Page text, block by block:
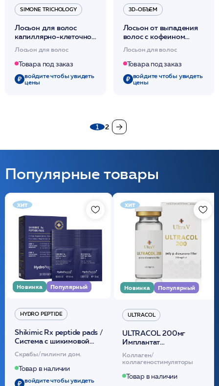
SIMONE TRICHOLOGY
Лосьон для волос
капиллярно-клеточное
восстановление 100мл
/Simone Trichology
Лосьон для волос
Товара под заказ
войдите чтобы увидеть
цены
3D-ОБЪЕМ
Лосьон от выпадения
волос с кофеином
100мл /3D-объем
Лосьон для волос
Товара под заказ
войдите чтобы увидеть
цены
1 2
Популярные товары
хит
Новинка Популярный
HYDRO PEPTIDE
Shikimic Rx peptide pads /
Cистема с шикимовой
кислотой обновляющая
(30шт) /HP
Скрабы/пилинги дом.
Товар в наличии
войдите чтобы увидеть
хит
Новинка Популярный
ULTRACOL
ULTRACOL 200мг
Имплантат
внутридермальный,
стерильный на основе
полидиоксанона
/ULTRACOL
Коллаген/
коллагеностимуляторы
Товар в наличии